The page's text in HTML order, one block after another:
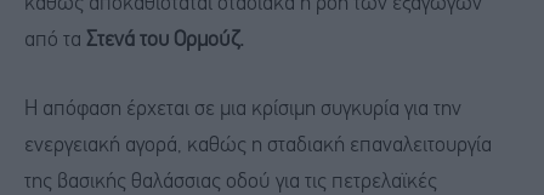
από τα Στενά του Ορμούζ.
Η απόφαση έρχεται σε μια κρίσιμη συγκυρία για την
ενεργειακή αγορά, καθώς η σταδιακή επαναλειτουργία
της βασικής θαλάσσιας οδού για τις πετρελαϊκές